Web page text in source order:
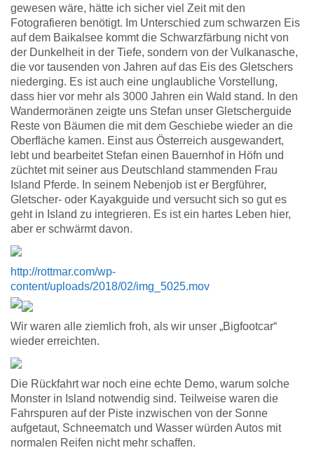
gewesen wäre, hätte ich sicher viel Zeit mit den
Fotografieren benötigt. Im Unterschied zum schwarzen Eis
auf dem Baikalsee kommt die Schwarzfärbung nicht von
der Dunkelheit in der Tiefe, sondern von der Vulkanasche,
die vor tausenden von Jahren auf das Eis des Gletschers
niederging. Es ist auch eine unglaubliche Vorstellung,
dass hier vor mehr als 3000 Jahren ein Wald stand. In den
Wandermoränen zeigte uns Stefan unser Gletscherguide
Reste von Bäumen die mit dem Geschiebe wieder an die
Oberfläche kamen. Einst aus Österreich ausgewandert,
lebt und bearbeitet Stefan einen Bauernhof in Höfn und
züchtet mit seiner aus Deutschland stammenden Frau
Island Pferde. In seinem Nebenjob ist er Bergführer,
Gletscher- oder Kayakguide und versucht sich so gut es
geht in Island zu integrieren. Es ist ein hartes Leben hier,
aber er schwärmt davon.
http://rottmar.com/wp-
content/uploads/2018/02/img_5025.mov
Wir waren alle ziemlich froh, als wir unser „Bigfootcar“
wieder erreichten.
Die Rückfahrt war noch eine echte Demo, warum solche
Monster in Island notwendig sind. Teilweise waren die
Fahrspuren auf der Piste inzwischen von der Sonne
aufgetaut, Schneematch und Wasser würden Autos mit
normalen Reifen nicht mehr schaffen.